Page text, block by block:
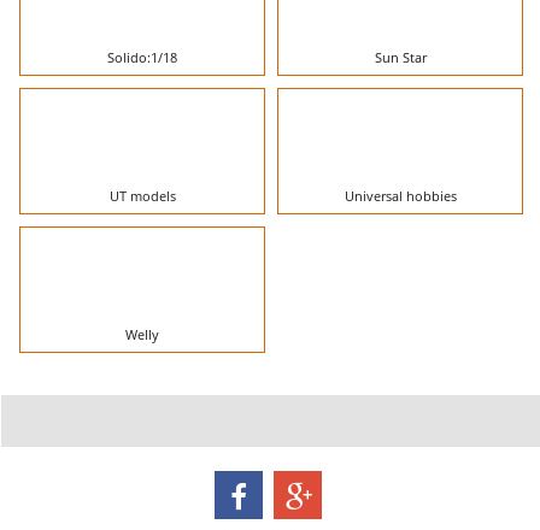
Solido:1/18 Sun Star
UT models Universal hobbies
Welly